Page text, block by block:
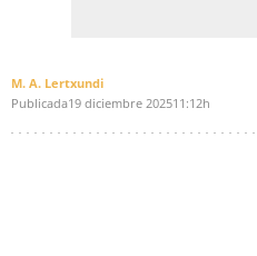
M. A. Lertxundi
Publicada19 diciembre 202511:12h